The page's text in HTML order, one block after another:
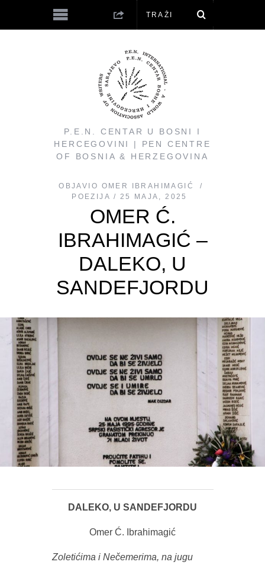
P.E.N. CENTAR U BOSNI I
HERCEGOVINI | PEN CENTRE
OF BOSNIA & HERZEGOVINA
OBJAVIO OMER IBRAHIMAGIĆ
POEZIJA
25 MAJA, 2025
OMER Ć.
IBRAHIMAGIĆ –
DALEKO, U
SANDEFJORDU
DALEKO, U SANDEFJORDU
Omer Ć. Ibrahimagić
Zoletićima i Nečemerima, na jugu